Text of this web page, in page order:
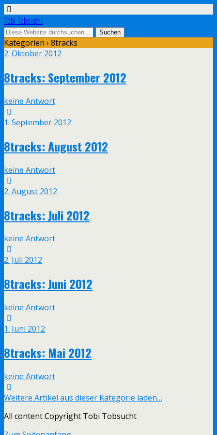
Tobi Tobsucht
Kategorien › 8tracks
2. Oktober 2012
8tracks: September 2012
keine Antwort
1. September 2012
8tracks: August 2012
keine Antwort
2. August 2012
8tracks: Juli 2012
keine Antwort
2. Juli 2012
8tracks: Juni 2012
keine Antwort
1. Juni 2012
8tracks: Mai 2012
keine Antwort
Weitere Artikel aus dieser Kategorie laden…
All content Copyright Tobi Tobsucht